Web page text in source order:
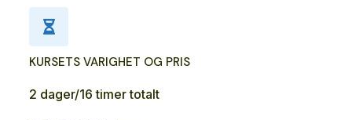
KURSETS VARIGHET OG PRIS
2 dager/16 timer totalt